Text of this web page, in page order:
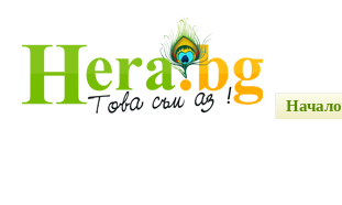
Начало